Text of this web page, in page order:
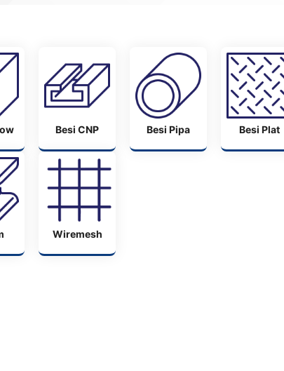
Besi CNP Besi Pipa Besi Plat
Wiremesh